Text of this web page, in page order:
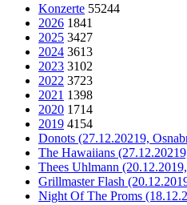
Konzerte 55244
2026 1841
2025 3427
2024 3613
2023 3102
2022 3723
2021 1398
2020 1714
2019 4154
Donots (27.12.20219,
The Hawaiians
Thees Uhlmann
Grillmaster Flash
Night Of The Proms